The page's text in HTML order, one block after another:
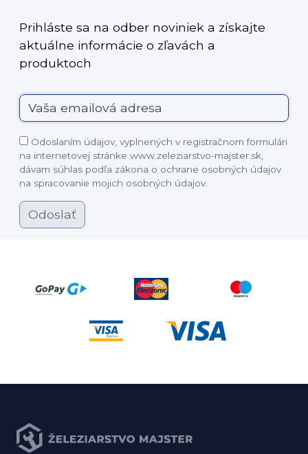
Prihláste sa na odber noviniek a získajte
aktuálne informácie o zľavách a
produktoch
Odoslaním údajov, vyplnených v registračnom formulári
na internetovej stránke www.zeleziarstvo-majster.sk,
dávam súhlas podľa zákona o ochrane osobných údajov
na spracovanie mojich osobných údajov.
Odoslať